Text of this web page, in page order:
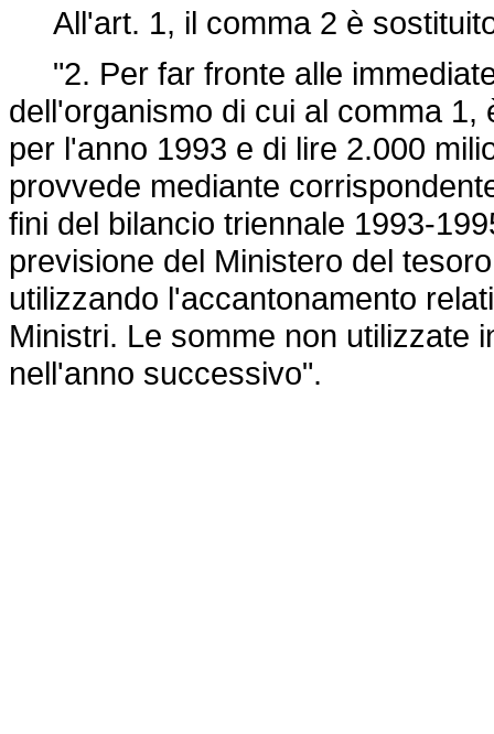
All'art. 1, il comma 2 è
"2. Per far fronte alle
dell'organismo di cui al comma
per l'anno 1993 e di lire 2.000
provvede mediante
fini del bilancio triennale 1993-
previsione del Ministero del
utilizzando l'accantonamento
Ministri. Le somme non utilizzate
nell'anno successivo".